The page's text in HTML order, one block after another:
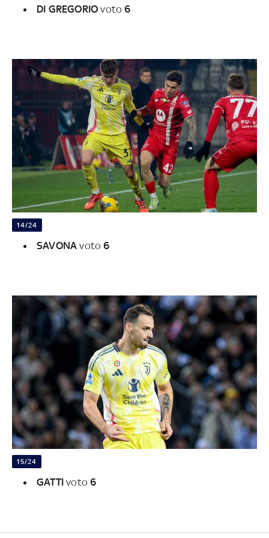
DI GREGORIOvoto 6
14/24
SAVONAvoto 6
15/24
GATTIvoto 6